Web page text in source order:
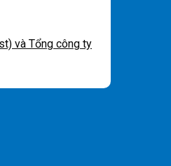
và Tổng công ty